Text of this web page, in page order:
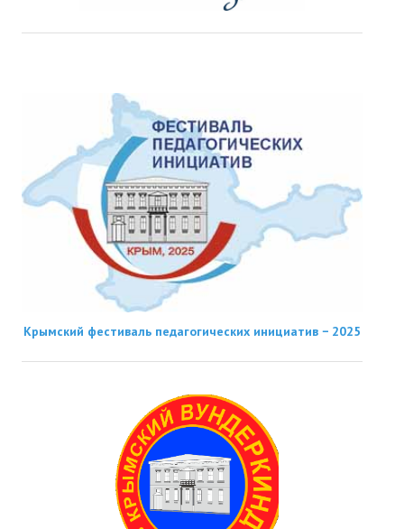
Крымский фестиваль педагогических инициатив − 2025